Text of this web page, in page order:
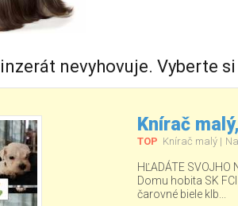
nevyhovuje. Vyberte
Knírač
TOP Knírač malý
HĽADÁTE SVOJHO
Domu hobita SK
čarovné biele klb...